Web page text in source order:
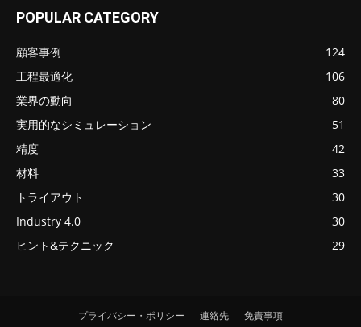
POPULAR CATEGORY
顧客事例
124
工程最適化
106
業界の動向
80
実用的なシミュレーション
51
精度
42
材料
33
トライアウト
30
Industry 4.0
30
ヒント&テクニック
29
プライバシー・ポリシー 連絡先 免責事項